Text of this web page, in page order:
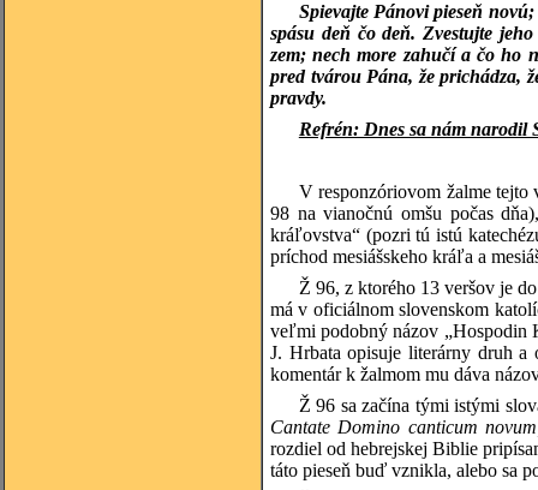
Spievajte Pánovi pieseň
spásu deň čo deň. Zvestujte
zem; nech more zahučí a čo ho
pred tvárou Pána, že prichádza,
pravdy.
Refrén: Dnes sa nám narodil
V responzóriovom žalme tejto
98 na vianočnú omšu počas
kráľovstva“ (pozri tú istú
príchod mesiášskeho kráľa a
Ž 96, z ktorého 13 veršov je
má v oficiálnom slovenskom
veľmi podobný názov „Hospodin
J. Hrbata opisuje literárny druh a
komentár k žalmom mu dáva
Ž 96 sa začína tými istými
Cantate Domino canticum
rozdiel od hebrejskej Biblie
táto pieseň buď vznikla, alebo sa